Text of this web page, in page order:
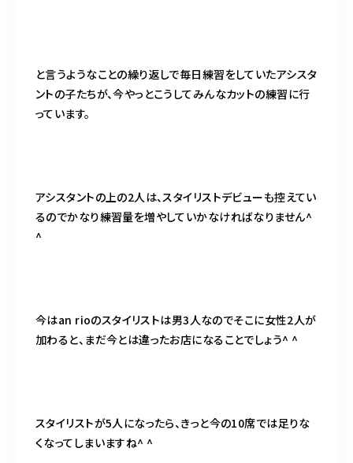
と言うようなことの繰り返しで毎日練習をしていたアシスタ
ントの子たちが、今やっとこうしてみんなカットの練習に行
っています。
アシスタントの上の2人は、スタイリストデビューも控えてい
るのでかなり練習量を増やしていかなければなりません^
^
今はan rioのスタイリストは男3人なのでそこに女性2人が
加わると、まだ今とは違ったお店になることでしょう^ ^
スタイリストが5人になったら、きっと今の10席では足りな
くなってしまいますね^ ^